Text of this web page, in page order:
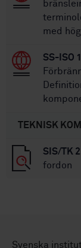
med
SS-ISO
TEKNISK
SIS/TK
fordon
Svenska